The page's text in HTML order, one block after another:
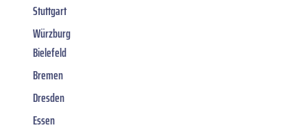
Stuttgart
Würzburg
Bielefeld
Bremen
Dresden
Essen